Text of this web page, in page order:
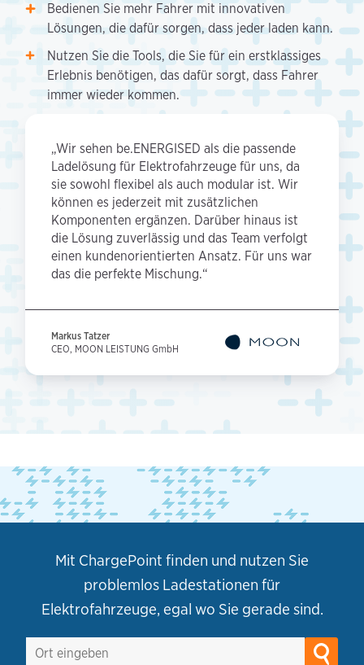
Bedienen Sie mehr Fahrer mit innovativen
Lösungen, die dafür sorgen, dass jeder laden kann.
Nutzen Sie die Tools, die Sie für ein erstklassiges
Erlebnis benötigen, das dafür sorgt, dass Fahrer
immer wieder kommen.
„Wir sehen be.ENERGISED als die passende
Ladelösung für Elektrofahrzeuge für uns, da
sie sowohl flexibel als auch modular ist. Wir
können es jederzeit mit zusätzlichen
Komponenten ergänzen. Darüber hinaus ist
die Lösung zuverlässig und das Team verfolgt
einen kundenorientierten Ansatz. Für uns war
das die perfekte Mischung.“
Markus Tatzer
CEO, MOON LEISTUNG GmbH
Mit ChargePoint finden und nutzen Sie
problemlos Ladestationen für
Elektrofahrzeuge, egal wo Sie gerade sind.